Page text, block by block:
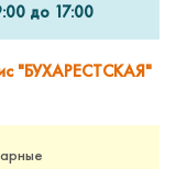
до 17:00
"БУХАРЕСТСКАЯ"